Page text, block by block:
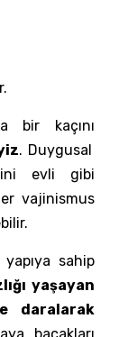
bir kaçını
. Duygusal
evli gibi
vajinismus
sahip
yaşayan
daralarak